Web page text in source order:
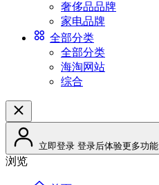
奢侈品品牌
家电品牌
全部分类
全部分类
海淘网站
综合
立即登录 登录后体验更多功能
浏览